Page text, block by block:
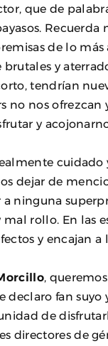
que de
Recuerda
de lo
y
tendrían
no nos
y
dejar de
ninguna
rollo. En las
y encajan a
,
declaro fan
de
directores de